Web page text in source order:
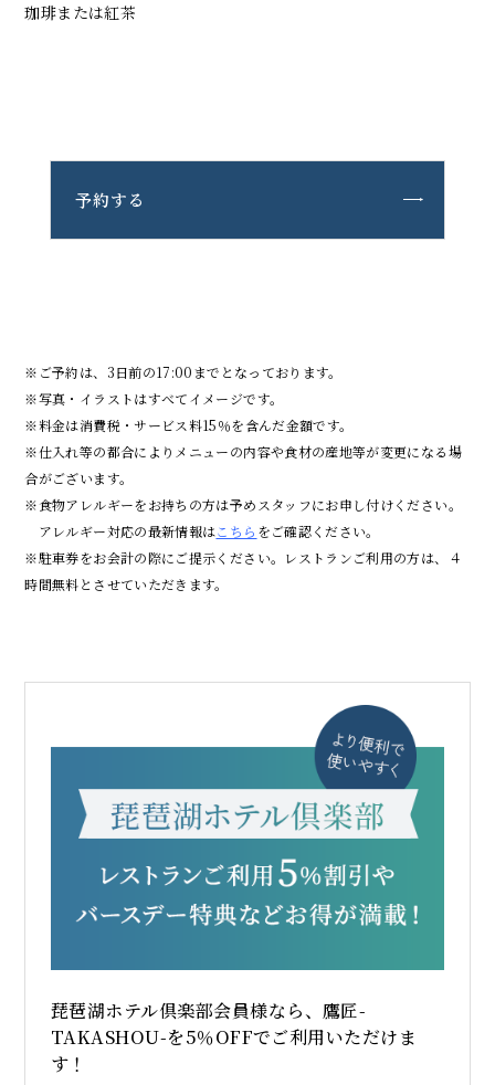
珈琲または紅茶
予約する
※ご予約は、3日前の17:00までとなっております。
※写真・イラストはすべてイメージです。
※料金は消費税・サービス料15％を含んだ金額です。
※仕入れ等の都合によりメニューの内容や食材の産地等が変更になる場
合がございます。
※食物アレルギーをお持ちの方は予めスタッフにお申し付けください。
アレルギー対応の最新情報はこちら をご確認ください。
※駐車券をお会計の際にご提示ください。レストランご利用の方は、４
時間無料とさせていただきます。
琵琶湖ホテル倶楽部会員様なら、鷹匠-
TAKASHOU-を5％OFFでご利用いただけま
す！